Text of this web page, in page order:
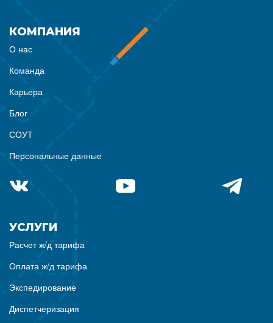
КОМПАНИЯ
О нас
Команда
Карьера
Блог
СОУТ
Персональные данные
УСЛУГИ
Расчет ж/д тарифа
Оплата ж/д тарифа
Экспедирование
Диспетчеризация